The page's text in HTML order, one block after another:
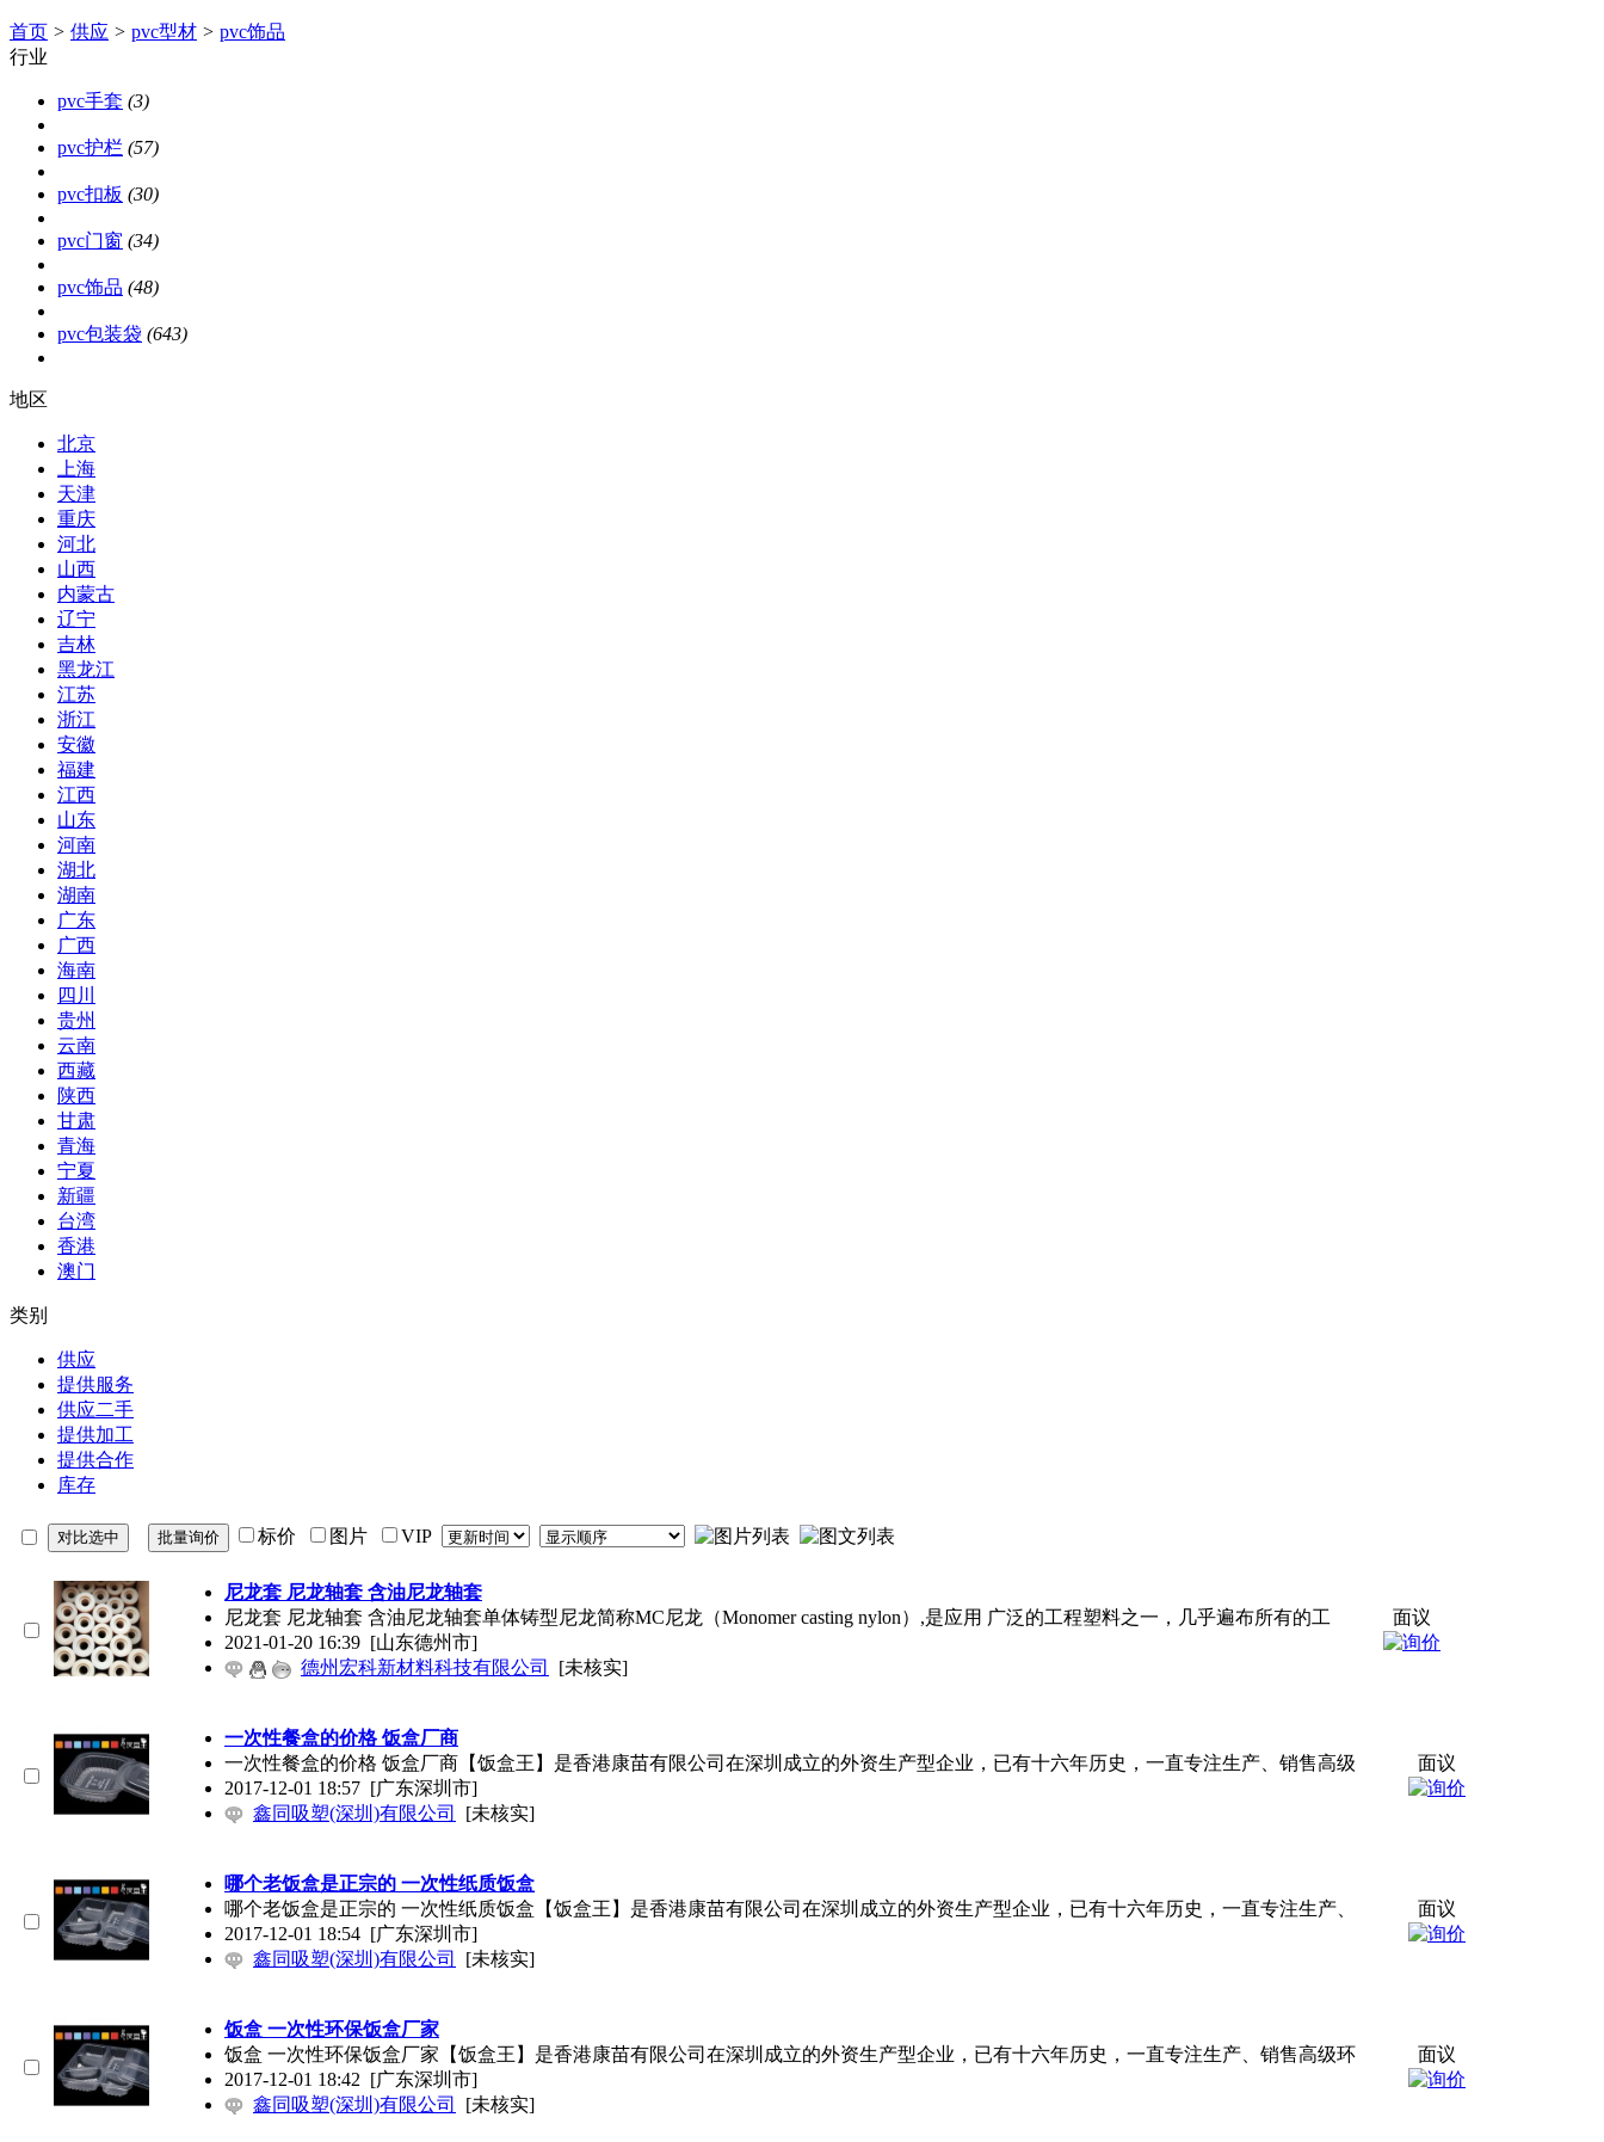
首页 > 供应 > pvc型材 > pvc饰品
行业
pvc手套 (3)
pvc护栏 (57)
pvc扣板 (30)
pvc门窗 (34)
pvc饰品 (48)
pvc包装袋 (643)
地区
北京
上海
天津
重庆
河北
山西
内蒙古
辽宁
吉林
黑龙江
江苏
浙江
安徽
福建
江西
山东
河南
湖北
湖南
广东
广西
海南
四川
贵州
云南
西藏
陕西
甘肃
青海
宁夏
新疆
台湾
香港
澳门
类别
供应
提供服务
供应二手
提供加工
提供合作
库存
标价 图片 VIP
尼龙套 尼龙轴套 含油尼龙轴套
尼龙套 尼龙轴套 含油尼龙轴套单体铸型尼龙简称MC尼龙（Monomer casting nylon）,是应用 广泛的工程塑料之一，几乎遍布所有的工
2021-01-20 16:39 [山东德州市]
德州宏科新材料科技有限公司
[未核实]
面议
一次性餐盒的价格 饭盒厂商
一次性餐盒的价格 饭盒厂商【饭盒王】是香港康苗有限公司在深圳成立的外资生产型企业，已有十六年历史，一直专注生产、销售高级
2017-12-01 18:57 [广东深圳市]
鑫同吸塑(深圳)有限公司
[未核实]
面议
哪个老饭盒是正宗的 一次性纸质饭盒
哪个老饭盒是正宗的 一次性纸质饭盒【饭盒王】是香港康苗有限公司在深圳成立的外资生产型企业，已有十六年历史，一直专注生产、
2017-12-01 18:54 [广东深圳市]
鑫同吸塑(深圳)有限公司
[未核实]
面议
饭盒 一次性环保饭盒厂家
饭盒 一次性环保饭盒厂家【饭盒王】是香港康苗有限公司在深圳成立的外资生产型企业，已有十六年历史，一直专注生产、销售高级环
2017-12-01 18:42 [广东深圳市]
鑫同吸塑(深圳)有限公司
[未核实]
面议